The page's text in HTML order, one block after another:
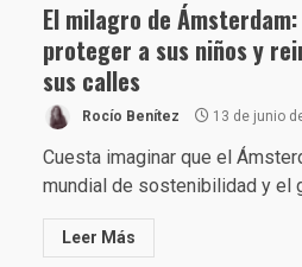
El milagro de
proteger a sus niños y
sus calles
Rocío Benítez 13 de junio
Cuesta imaginar que el
mundial de sostenibilidad y el
Leer Más